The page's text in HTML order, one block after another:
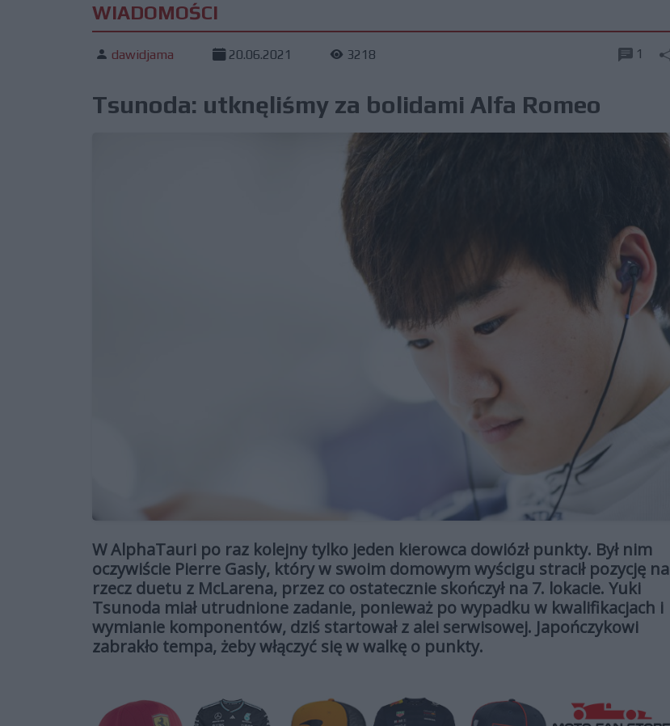
WIADOMOŚCI
dawidjama 20.06.2021 3218 1
Tsunoda: utknęliśmy za bolidami Alfa Romeo
W AlphaTauri po raz kolejny tylko jeden kierowca dowiózł punkty. Był nim
oczywiście Pierre Gasly, który w swoim domowym wyścigu stracił pozycję na
rzecz duetu z McLarena, przez co ostatecznie skończył na 7. lokacie. Yuki
Tsunoda miał utrudnione zadanie, ponieważ po wypadku w kwalifikacjach i
wymianie komponentów, dziś startował z alei serwisowej. Japończykowi
zabrakło tempa, żeby włączyć się w walkę o punkty.